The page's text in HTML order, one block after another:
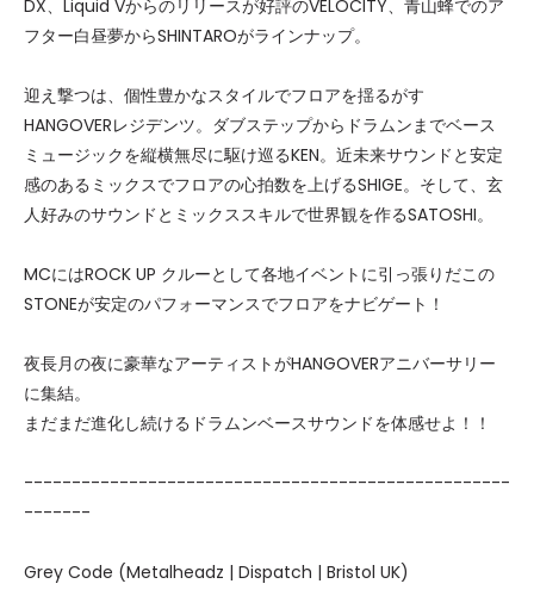
DX、Liquid Vからのリリースが好評のVELOCITY、青山蜂でのア
フター白昼夢からSHINTAROがラインナップ。
迎え撃つは、個性豊かなスタイルでフロアを揺るがす
HANGOVERレジデンツ。ダブステップからドラムンまでベース
ミュージックを縦横無尽に駆け巡るKEN。近未来サウンドと安定
感のあるミックスでフロアの心拍数を上げるSHIGE。そして、玄
人好みのサウンドとミックススキルで世界観を作るSATOSHI。
MCにはROCK UP クルーとして各地イベントに引っ張りだこの
STONEが安定のパフォーマンスでフロアをナビゲート！
夜長月の夜に豪華なアーティストがHANGOVERアニバーサリー
に集結。
まだまだ進化し続けるドラムンベースサウンドを体感せよ！！
---------------------------------------------------
-------
Grey Code (Metalheadz | Dispatch | Bristol UK)